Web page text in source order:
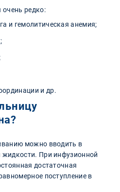
очень редко:
и гемолитическая анемия;
и др.
можно вводить в
При инфузионной
достаточная
поступление в